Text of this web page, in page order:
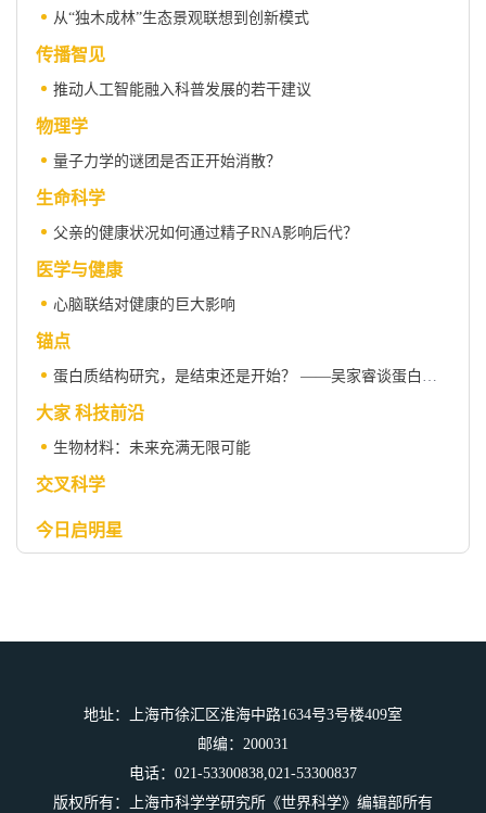
从“独木成林”生态景观联想到创新模式
传播智见
推动人工智能融入科普发展的若干建议
物理学
量子力学的谜团是否正开始消散？
生命科学
父亲的健康状况如何通过精子RNA影响后代？
医学与健康
心脑联结对健康的巨大影响
锚点
大家 科技前沿
生物材料：未来充满无限可能
交叉科学
今日启明星
地址：上海市徐汇区淮海中路1634号3号楼409室
邮编：200031
电话：021-53300838,021-53300837
版权所有：上海市科学学研究所《世界科学》编辑部所有